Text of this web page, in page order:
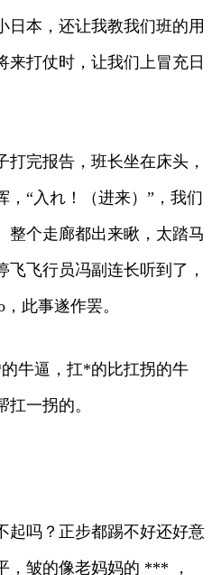
日本，还让我教我们班的用
来打仗时，让我们上冒充日
完报告，班长坐在床头，
，“入れ！（进来）”，我们
整个走廊都出来瞅，太踏马
飞行员冯副连长听到了，
此事遂作罢。
牛逼，扛*的比扛拐的牛
一拐的。
起吗？正步都踢不好还好意
，皱的像老妈妈的 *** ，